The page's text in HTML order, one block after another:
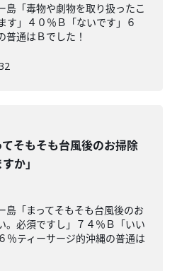
島「毒物や劇物を取り扱ったこ
す」４０％Ｂ「ないです」６
普通はＢでした！
てそもそも台風後のお掃除
か」
島「まってそもそも台風後のお
。必須ですし」７４％Ｂ「いい
％ティーサージ的沖縄の普通は